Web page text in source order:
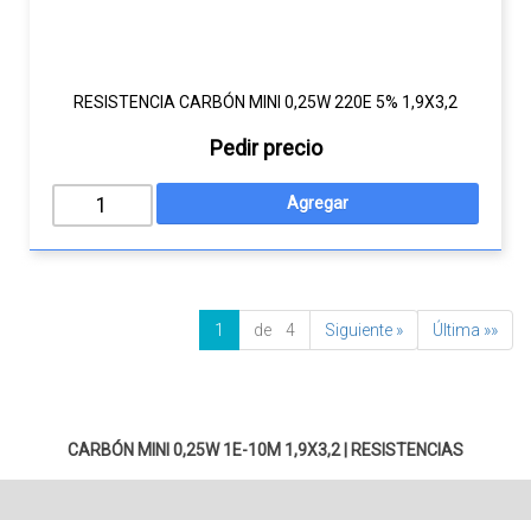
RESISTENCIA CARBÓN MINI 0,25W 220E 5% 1,9X3,2
Pedir precio
1 de 4 Siguiente » Última »»
CARBÓN MINI 0,25W 1E-10M 1,9X3,2| RESISTENCIAS